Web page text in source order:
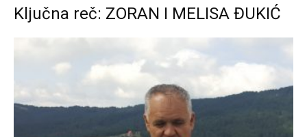
Ključna reč: ZORAN I MELISA ĐUKIĆ